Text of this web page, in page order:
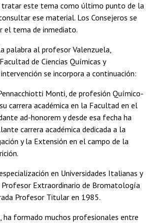
tratar este tema como último punto de la
ese material. Los Consejeros se
el tema de inmediato.
palabra al profesor Valenzuela,
de Ciencias Químicas y
se incorpora a continuación:
Monti, de profesión Químico-
carrera académica en la Facultad en el
ad-honorem y desde esa fecha ha
carrera académica dedicada a la
y la Extensión en el campo de la
en Universidades Italianas y
Profesor Extraordinario de Bromatología
Profesor Titular en 1985.
ha formado muchos profesionales entre